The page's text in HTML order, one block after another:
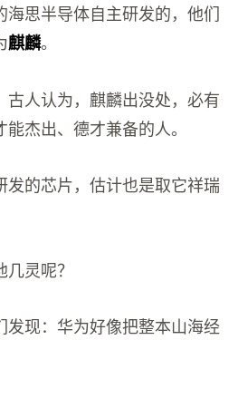
海思半导体自主研发的，他们
麒麟。
古人认为，麒麟出没处，必有
杰出、德才兼备的人。
发的芯片，估计也是取它祥瑞
灵呢？
发现：华为好像把整本山海经